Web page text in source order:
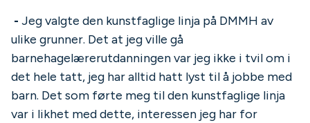
- Jeg valgte den kunstfaglige linja på DMMH av
ulike grunner. Det at jeg ville gå
barnehagelærerutdanningen var jeg ikke i tvil om i
det hele tatt, jeg har alltid hatt lyst til å jobbe med
barn. Det som førte meg til den kunstfaglige linja
var i likhet med dette, interessen jeg har for